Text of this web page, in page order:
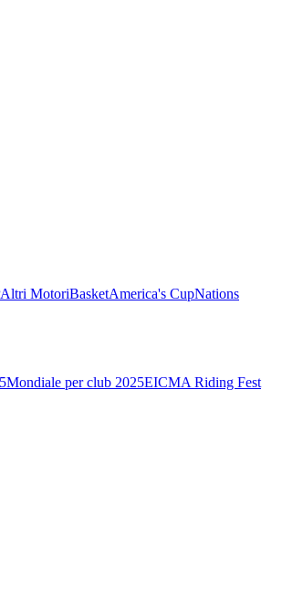
Altri MotoriBasketAmerica's CupNations
Mondiale per club 2025EICMA Riding Fest